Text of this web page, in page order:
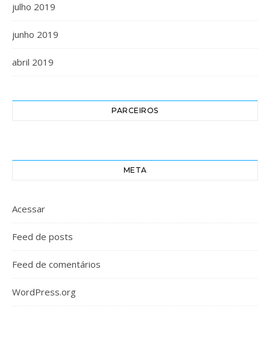
julho 2019
junho 2019
abril 2019
PARCEIROS
META
Acessar
Feed de posts
Feed de comentários
WordPress.org